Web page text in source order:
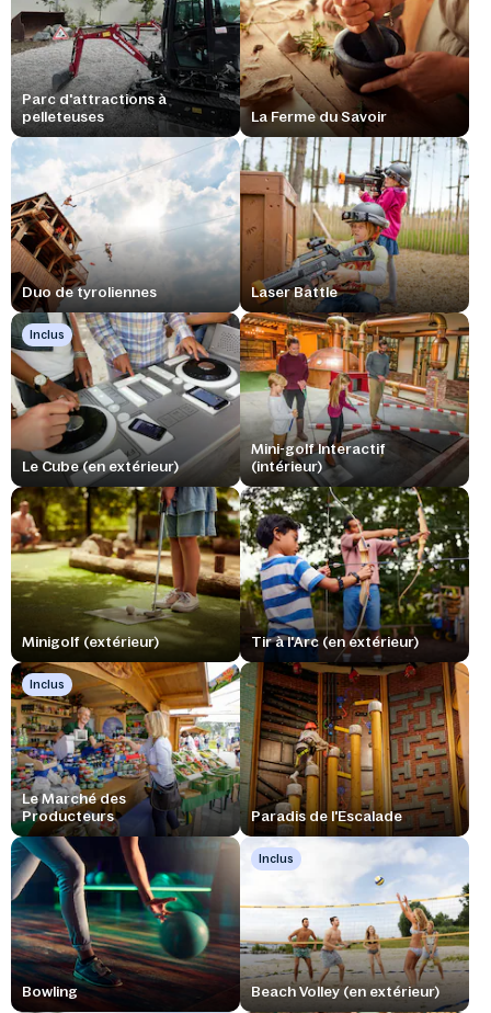
Parc d'attractions à
pelleteuses
La Ferme du Savoir
Duo de tyroliennes Laser Battle
Inclus
Le Cube (en extérieur)
Mini-golf Interactif
(intérieur)
Minigolf (extérieur) Tir à l'Arc (en extérieur)
Inclus
Le Marché des
Producteurs
Paradis de l'Escalade
Bowling
Inclus
Beach Volley (en extérieur)